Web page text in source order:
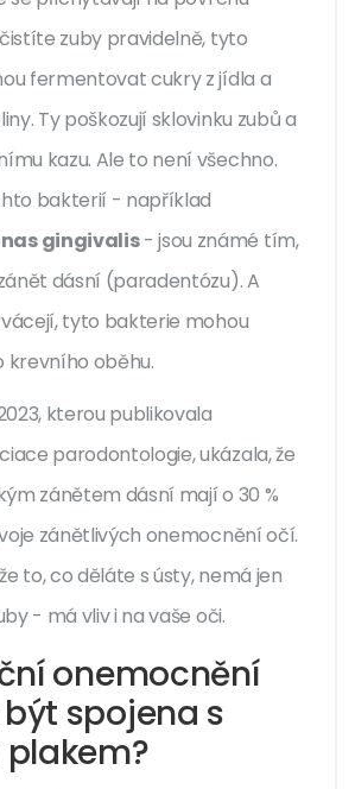
zuby pravidelně, tyto
fermentovat cukry z jídla a
Ty poškozují sklovinku zubů a
kazu. Ale to není všechno.
bakterií - například
gingivalis- jsou známé tím,
dásní (paradentózu). A
tyto bakterie mohou
krevního oběhu.
kterou publikovala
parodontologie, ukázala, že
zánětem dásní mají o 30 %
zánětlivých onemocnění očí.
to, co děláte s ústy, nemá jen
- má vliv i na vaše oči.
onemocnění
spojena s